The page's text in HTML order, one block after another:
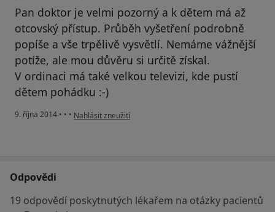
Pan doktor je velmi pozorný a k dětem má až
otcovský přístup. Průběh vyšetření podrobně
popíše a vše trpělivě vysvětlí. Nemáme vážnější
potíže, ale mou důvěru si určitě získal.
V ordinaci má také velkou televizi, kde pustí
dětem pohádku :-)
9. října 2014 • • • podle názoru uživatele Váš účet byl odstraněn
Nahlásit zneužití
Odpovědi
19 odpovědí poskytnutých lékařem na otázky pacientů